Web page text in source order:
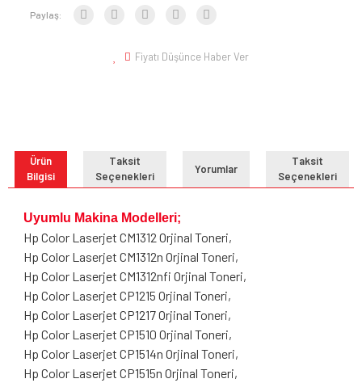
Paylaş:
Fiyatı Düşünce Haber Ver
Ürün
Bilgisi
Taksit
Seçenekleri
Yorumlar
Taksit
Seçenekleri
Uyumlu Makina Modelleri;
Hp Color Laserjet CM1312 Orjinal Toneri,
Hp Color Laserjet CM1312n Orjinal Toneri,
Hp Color Laserjet CM1312nfi Orjinal Toneri,
Hp Color Laserjet CP1215 Orjinal Toneri,
Hp Color Laserjet CP1217 Orjinal Toneri,
Hp Color Laserjet CP1510 Orjinal Toneri,
Hp Color Laserjet CP1514n Orjinal Toneri,
Hp Color Laserjet CP1515n Orjinal Toneri,